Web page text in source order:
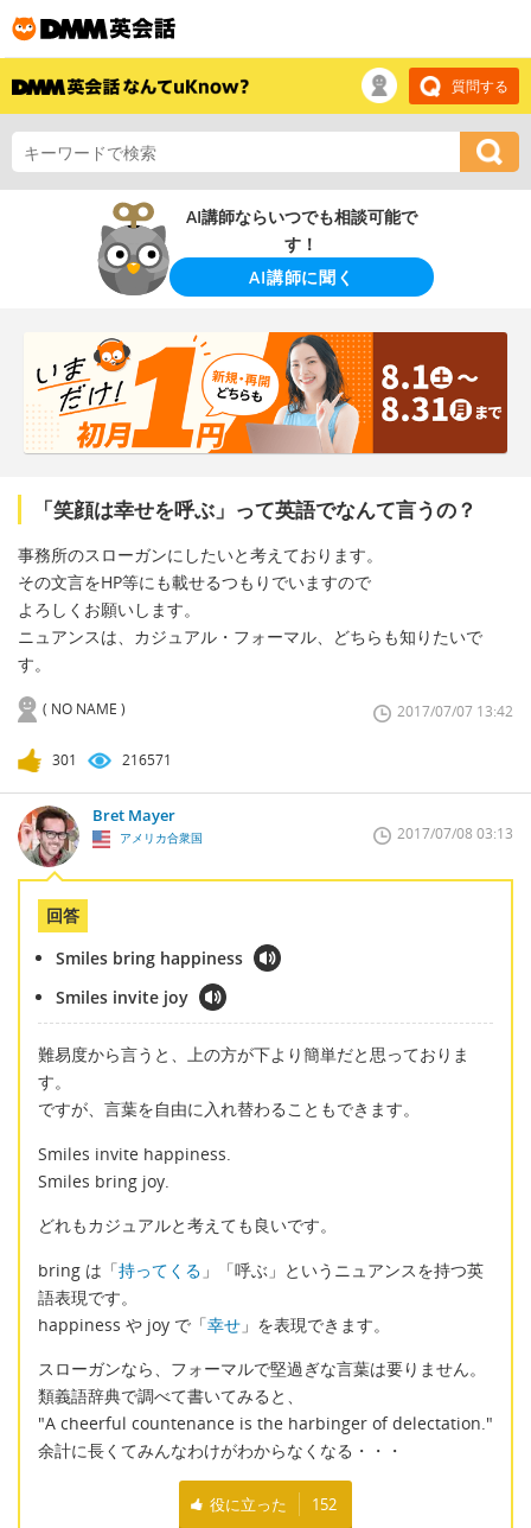
質問する
AI講師ならいつでも相談可能で
す！
AI講師に聞く
「笑顔は幸せを呼ぶ」って英語でなんて言うの？
事務所のスローガンにしたいと考えております。
その文言をHP等にも載せるつもりでいますので
よろしくお願いします。
ニュアンスは、カジュアル・フォーマル、どちらも知りたいで
す。
( NO NAME ) 2017/07/07 13:42
301 216571
Bret Mayer
アメリカ合衆国 2017/07/08 03:13
回答
Smiles bring happiness
Smiles invite joy
難易度から言うと、上の方が下より簡単だと思っておりま
す。
ですが、言葉を自由に入れ替わることもできます。
Smiles invite happiness.
Smiles bring joy.
どれもカジュアルと考えても良いです。
bring は「持ってくる 」「呼ぶ」というニュアンスを持つ英
語表現です。
happiness や joy で「幸せ 」を表現できます。
スローガンなら、フォーマルで堅過ぎな言葉は要りません。
類義語辞典で調べて書いてみると、
"A cheerful countenance is the harbinger of delectation."
余計に長くてみんなわけがわからなくなる・・・
役に立った 152